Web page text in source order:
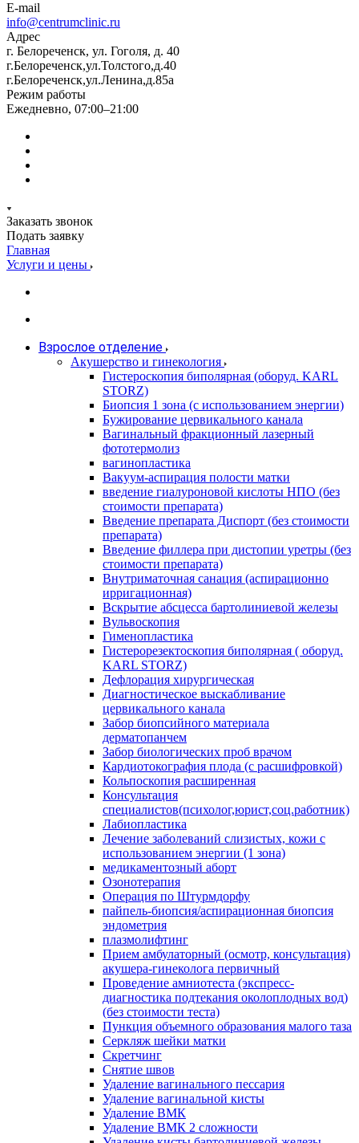
E-mail
info@centrumclinic.ru
Адрес
г. Белореченск, ул. Гоголя, д. 40
г.Белореченск,ул.Толстого,д.40
г.Белореченск,ул.Ленина,д.85а
Режим работы
Ежедневно, 07:00–21:00
Заказать звонок
Подать заявку
Главная
Услуги и цены
Взрослое отделение
Акушерство и гинекология
Гистероскопия биполярная (оборуд. KARL
STORZ)
Биопсия 1 зона (с использованием энергии)
Бужирование цервикального канала
Вагинальный фракционный лазерный
фототермолиз
вагинопластика
Вакуум-аспирация полости матки
введение гиалуроновой кислоты НПО (без
стоимости препарата)
Введение препарата Диспорт (без стоимости
препарата)
Введение филлера при дистопии уретры (без
стоимости препарата)
Внутриматочная санация (аспирационно
ирригационная)
Вскрытие абсцесса бартолиниевой железы
Вульвоскопия
Гименопластика
Гистерорезектоскопия биполярная ( оборуд.
KARL STORZ)
Дефлорация хирургическая
Диагностическое выскабливание
цервикального канала
Забор биопсийного материала
дерматопанчем
Забор биологических проб врачом
Кардиотокография плода (с расшифровкой)
Кольпоскопия расширенная
Консультация
специалистов(психолог,юрист,соц.работник)
Лабиопластика
Лечение заболеваний слизистых, кожи с
использованием энергии (1 зона)
медикаментозный аборт
Озонотерапия
Операция по Штурмдорфу
пайпель-биопсия/аспирационная биопсия
эндометрия
плазмолифтинг
Прием амбулаторный (осмотр, консультация)
акушера-гинеколога первичный
Проведение амниотеста (экспресс-
диагностика подтекания околоплодных вод)
(без стоимости теста)
Пункция объемного образования малого таза
Серкляж шейки матки
Скретчинг
Снятие швов
Удаление вагинального пессария
Удаление вагинальной кисты
Удаление ВМК
Удаление ВМК 2 сложности